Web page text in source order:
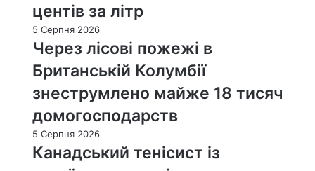
центів за літр
5 Серпня 2026
Через лісові пожежі в
Британській Колумбії
знеструмлено майже 18 тисяч
домогосподарств
5 Серпня 2026
Канадський тенісист із